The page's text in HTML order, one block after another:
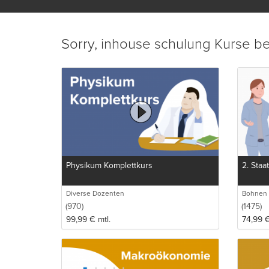
am
Sorry, inhouse schulung Kurse
Physikum Komplettkurs
Diverse Dozenten
(970)
99,99 € mtl.
2.
(1475)
74,99